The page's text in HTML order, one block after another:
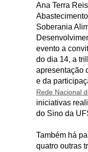
Ana Terra
Soberania
evento a
do dia 14, a
apresentação
e da
Rede Nacional
iniciativas
do Sino da
Também há
quatro outras